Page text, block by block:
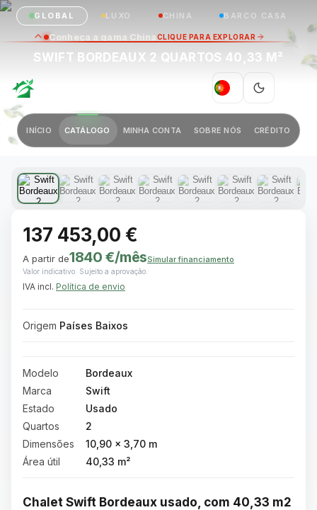
GLOBAL LUXO CHINA BARCO CASA
PT
INÍCIO CATÁLOGO MINHA CONTA SOBRE NÓS CRÉDITO
SWIFT BORDEAUX 2 QUARTOS 40,33 M²
1 / 11
137 453,00 €
A partir de1840 €/mêsSimular financiamento
Valor indicativo. Sujeito a aprovação.
IVA incl. Política de envio
Origem Países Baixos
Modelo
Bordeaux
Marca
Swift
Estado
Usado
Quartos
2
Dimensões
10,90 × 3,70 m
Área útil
40,33 m²
Chalet Swift Bordeaux usado, com 40,33 m2
Conheça a gama ChinaCLIQUE PARA EXPLORAR